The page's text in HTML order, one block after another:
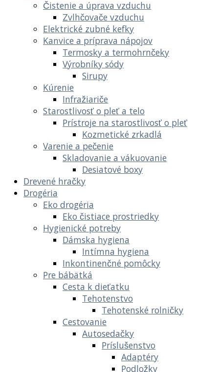
Čistenie a úprava vzduchu
Zvlhčovače vzduchu
Elektrické zubné kefky
Kanvice a príprava nápojov
Termosky a termohrnčeky
Výrobníky sódy
Sirupy
Kúrenie
Infražiariče
Starostlivosť o pleť a telo
Prístroje na starostlivosť o pleť
Kozmetické zrkadlá
Varenie a pečenie
Skladovanie a vákuovanie
Desiatové boxy
Drevené hračky
Drogéria
Eko drogéria
Eko čistiace prostriedky
Hygienické potreby
Dámska hygiena
Intímna hygiena
Inkontinenčné pomôcky
Pre bábätká
Cesta k dieťatku
Tehotenstvo
Tehotenské rolničky
Cestovanie
Autosedačky
Príslušenstvo
Adaptéry
Podložky